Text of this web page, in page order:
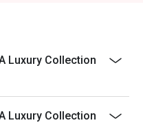
Luxury Collection
Luxury Collection